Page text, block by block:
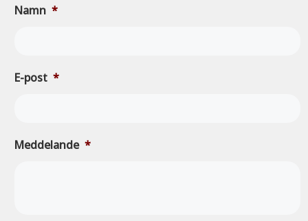
Namn *
E-post *
Meddelande *